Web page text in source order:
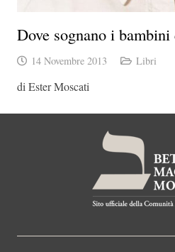
Dove sognano i
14 Novembre 2013 Libri
di Ester Moscati